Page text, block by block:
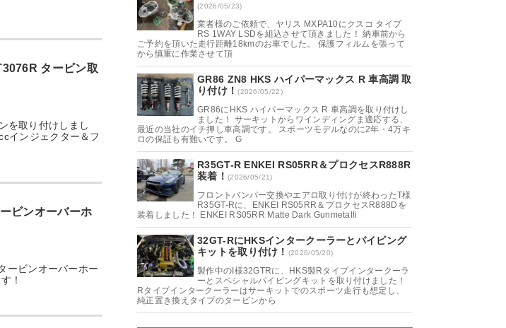
タービン取
を取り付けしまし
インジェクター＆フ
ビンオーバーホ
ービンオーバーホー
！
(2026/05/23)
業者様のご依頼で、ヤリス MXPA10にクスコ タイプ
RS 1WAY LSDを組込させて頂きました！ 納車前から
ご予約を頂いた走行距離18kmのお車でした。 保護フィルムを張って
から慎重に作業させて頂
GR86 ZN8 HKS ハイパーマックス R 車高調 取
り付け！(2026/05/22)
GR86にHKS ハイパーマックス R 車高調を取り付けし
ました！ サーキットからワインディングま適応する、
最近の当社のイチ押し車高調です。 スポーツモデルなのに2年・4万キ
ロの保証も有難いです。 G
R35GT-R ENKEI RS05RR＆プロクセスR888R
装着！ (2026/05/21)
フロントバンパー交換やエアロ取り付けが終わったT様
R35GT-Rに、ENKEI RS05RR＆プロクセスR888Dを
装着しました！ ENKEI RS05RR Matte Dark Gunmetalli
32GT-RにHKSインタークーラーとパイピング
キットを取り付け！ (2026/05/20)
製作中のI様32GTRに、HKS製Rタイプインタークーラ
ーとスペシャルパイピングキットを取り付けました！
Rタイプインタークーラーはサーキットでのスポーツ走行も想定し、
純正置き換えタイプのタービンから